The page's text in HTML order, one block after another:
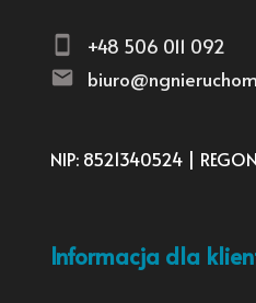
+48 506 011 092
NIP: 8521340524 |
Informacja dla